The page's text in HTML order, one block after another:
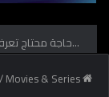
/Movies & Series